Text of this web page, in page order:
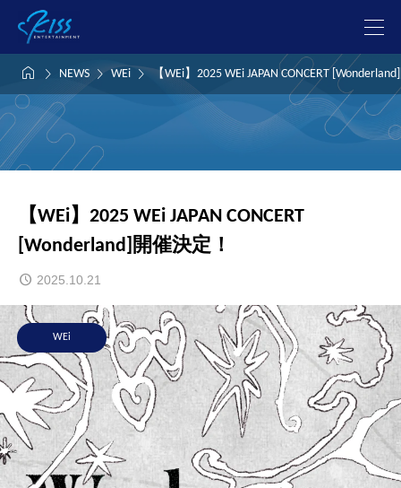
  NEWS WEi 【WEi】2025 WEi JAPAN CONCERT
【WEi】2025 WEi JAPAN CONCERT
[Wonderland]開催決定！
2025.10.21
WEi